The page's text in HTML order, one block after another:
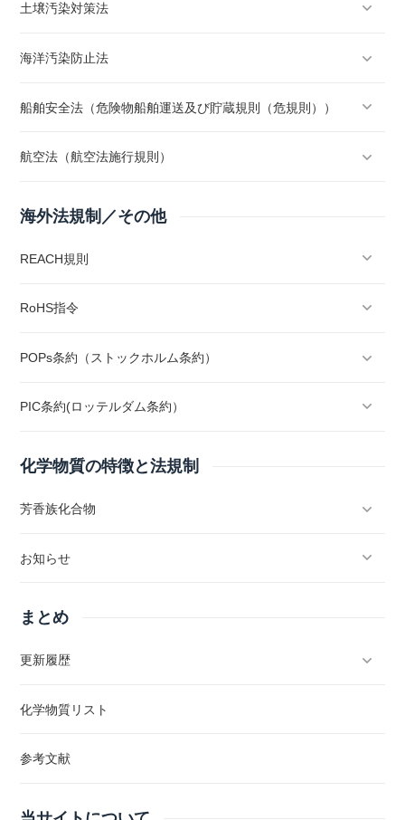
土壌汚染対策法
海洋汚染防止法
船舶安全法（危険物船舶運送及び貯蔵規則（危規則））
航空法（航空法施行規則）
海外法規制／その他
REACH規則
RoHS指令
POPs条約（ストックホルム条約）
PIC条約(ロッテルダム条約）
化学物質の特徴と法規制
芳香族化合物
お知らせ
まとめ
更新履歴
化学物質リスト
参考文献